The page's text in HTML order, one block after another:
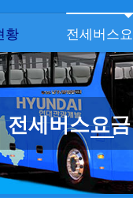
황 전세버스
전세버스요